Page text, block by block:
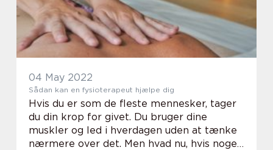
04 May 2022
Sådan kan en fysioterapeut hjælpe dig
Hvis du er som de fleste mennesker, tager
du din krop for givet. Du bruger dine
muskler og led i hverdagen uden at tænke
nærmere over det. Men hvad nu, hvis noget